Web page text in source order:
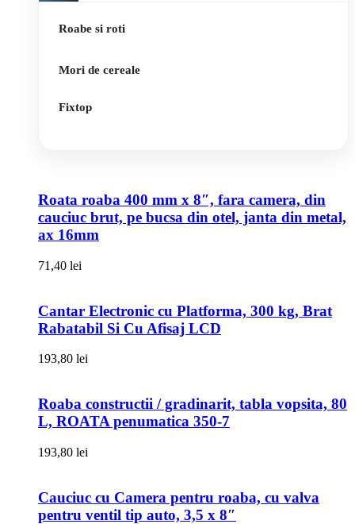
Roabe si roti
Mori de cereale
Fixtop
Roata roaba 400 mm x 8″, fara camera, din
cauciuc brut, pe bucsa din otel, janta din metal,
ax 16mm
71,40 lei
Cantar Electronic cu Platforma, 300 kg, Brat
Rabatabil Si Cu Afisaj LCD
193,80 lei
Roaba constructii / gradinarit, tabla vopsita, 80
L, ROATA penumatica 350-7
193,80 lei
Cauciuc cu Camera pentru roaba, cu valva
pentru ventil tip auto, 3,5 x 8″